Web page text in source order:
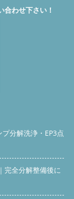
徹底解説 脱水カ
と何が起きるか
る重要なパー
音（ガタガタ音
ィルターへの樹
するほど被害が
士見市） 今回の
ターに毎回樹脂
告時点で既に破
況。乾燥機能は
抜く 上部パネ
バーの確認 破損
で動作確認 初心
が高く、必ず専
った異音の原因
「ガガガッ」とい
たカバーの一部
。 異音は回転
合わせ下さい！
分解洗浄・EP3点
完全分解整備後に